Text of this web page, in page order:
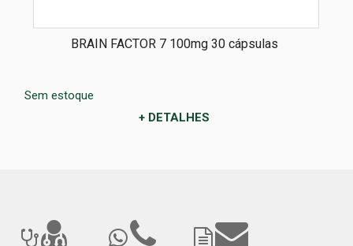
BRAIN FACTOR 7 100mg 30 cápsulas
Sem estoque
+ DETALHES